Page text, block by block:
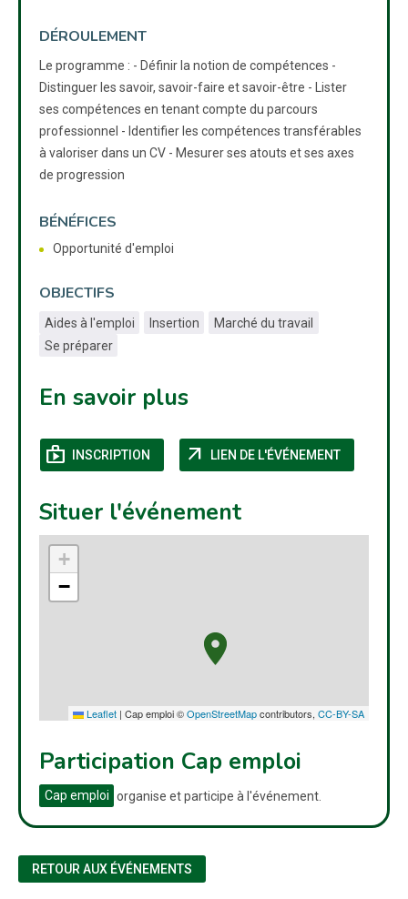
DÉROULEMENT
Le programme : - Définir la notion de compétences -
Distinguer les savoir, savoir-faire et savoir-être - Lister
ses compétences en tenant compte du parcours
professionnel - Identifier les compétences transférables
à valoriser dans un CV - Mesurer ses atouts et ses axes
de progression
BÉNÉFICES
Opportunité d'emploi
OBJECTIFS
Aides à l'emploi Insertion
Marché du travail
Se préparer
En savoir plus
shop INSCRIPTION(NOUVELLE FENÊTRE)
arrow_outward LIEN DE L'ÉVÉNEMENT
Situer l'événement
+
−
Leaflet | Cap emploi ©OpenStreetMapcontributors, CC-BY-SA
Participation Cap emploi
Cap emploi organise et participe à l'événement.
RETOUR AUX ÉVÉNEMENTS